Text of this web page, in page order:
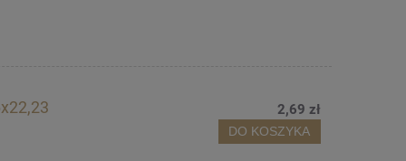
2,69 zł
DO KOSZYKA